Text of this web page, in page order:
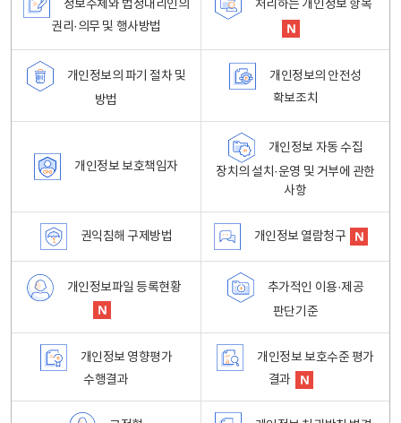
정보주체와 법정대리인의
권리·의무 및 행사방법
처리하는 개인정보 항목
개인정보의 파기 절차 및
방법
개인정보의 안전성
확보조치
개인정보 보호책임자
개인정보 자동 수집
장치의 설치·운영 및 거부에 관한
사항
권익침해 구제방법 개인정보 열람청구
개인정보파일 등록현황
추가적인 이용·제공
판단기준
개인정보 영향평가
수행결과
개인정보 보호수준 평가
결과